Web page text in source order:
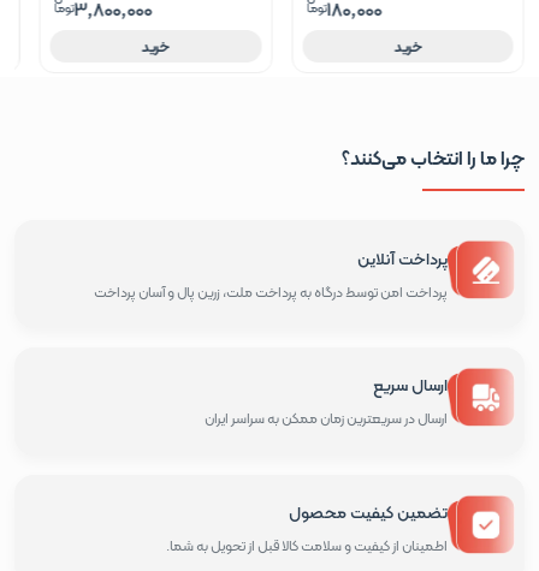
خرید
180,000
خرید
3,800,000
چرا ما را انتخاب می‌کنند؟
پرداخت آنلاین
پرداخت امن توسط درگاه به پرداخت ملت، زرین پال و آسان پرداخت
ارسال سریع
ارسال در سریعترین زمان ممکن به سراسر ایران
تضمین کیفیت محصول
اطمینان از کیفیت و سلامت کالا قبل از تحویل به شما.